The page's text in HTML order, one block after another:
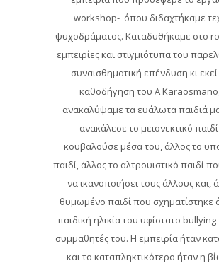
workshop- όπου διδαχτήκαμε
ψυχοδράματος. Καταδυθήκαμε στο
εμπειρίες και στιγμιότυπα του
συναισθηματική επένδυση κι
καθοδήγηση του Α
ανακαλύψαμε τα ευάλωτα παιδιά
ανακάλεσε το μειονεκτικό
κουβαλούσε μέσα του, άλλος το
παιδί, άλλος το αλτρουιστικό παιδί
να ικανοποιήσει τους άλλους και,
θυμωμένο παιδί που σχηματίστηκε
παιδική ηλικία του υφίστατο
συμμαθητές του. Η εμπειρία ήταν
και το καταπληκτικότερο ήταν η